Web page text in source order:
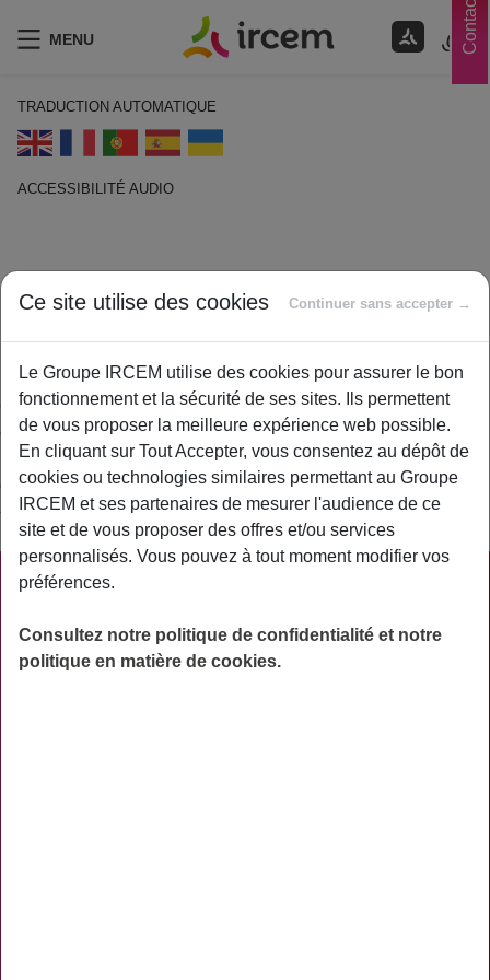
Contacts
MENU
TRADUCTION AUTOMATIQUE
ACCESSIBILITÉ AUDIO
Mutuelle
By
ircem
Organisme permettant d’offrir, à ses clients, des possibilités de
couverture sociale évitant de rencontrer des difficultés lors du
règlement de leurs frais de santé, en cas de décès,
d’accident… Souvent appelée « complémentaire santé » ou
« assurance santé ».
PRATIQUE
ACTUALITÉS
ASSURANCES
Ce site utilise des cookies Continuer sans accepter →
Le Groupe IRCEM utilise des cookies pour assurer le bon
fonctionnement et la sécurité de ses sites. Ils permettent
de vous proposer la meilleure expérience web possible.
En cliquant sur Tout Accepter, vous consentez au dépôt de
cookies ou technologies similaires permettant au Groupe
IRCEM et ses partenaires de mesurer l'audience de ce
site et de vous proposer des offres et/ou services
personnalisés. Vous pouvez à tout moment modifier vos
préférences.
Consultez notre politique de confidentialité et notre
politique en matière de cookies.